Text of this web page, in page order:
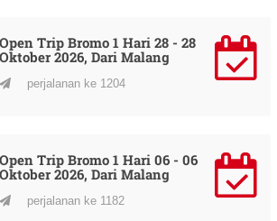
Open Trip Bromo 1 Hari 28 - 28
Oktober 2026, Dari Malang
perjalanan ke 1204
Open Trip Bromo 1 Hari 06 - 06
Oktober 2026, Dari Malang
perjalanan ke 1182